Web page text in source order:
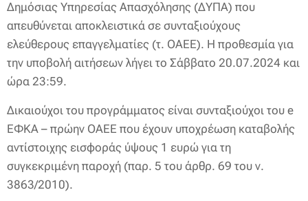
Δημόσιας Υπηρεσίας Απασχόλησης (ΔΥΠΑ) που
απευθύνεται αποκλειστικά σε συνταξιούχους
ελεύθερους επαγγελματίες (τ. ΟΑΕΕ). Η προθεσμία για
την υποβολή αιτήσεων λήγει το Σάββατο 20.07.2024 και
ώρα 23:59.
Δικαιούχοι του προγράμματος είναι συνταξιούχοι του e
ΕΦΚΑ – πρώην ΟΑΕΕ που έχουν υποχρέωση καταβολής
αντίστοιχης εισφοράς ύψους 1 ευρώ για τη
συγκεκριμένη παροχή (παρ. 5 του άρθρ. 69 του ν.
3863/2010).